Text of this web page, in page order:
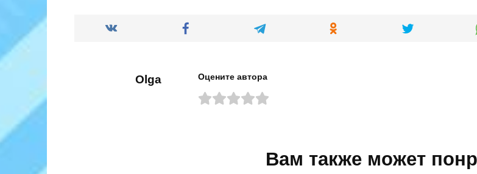
Olga Оцените автора
Вам также может